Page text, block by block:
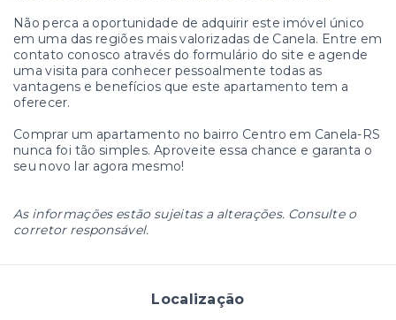
Não perca a oportunidade de adquirir este imóvel único
em uma das regiões mais valorizadas de Canela. Entre em
contato conosco através do formulário do site e agende
uma visita para conhecer pessoalmente todas as
vantagens e benefícios que este apartamento tem a
oferecer.
Comprar um apartamento no bairro Centro em Canela-RS
nunca foi tão simples. Aproveite essa chance e garanta o
seu novo lar agora mesmo!
As informações estão sujeitas a alterações. Consulte o
corretor responsável.
Localização